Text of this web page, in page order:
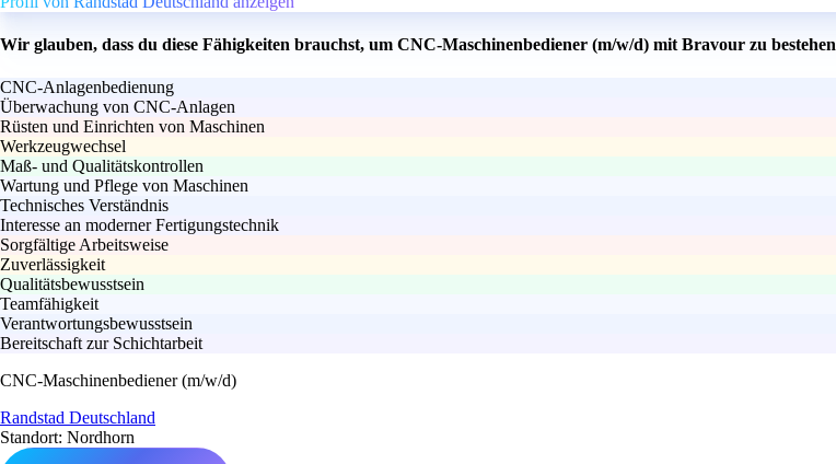
Wir glauben, dass du diese Fähigkeiten brauchst, um CNC-Maschinenbediener (m/w/d) mit Bravour zu bestehen
CNC-Anlagenbedienung
Überwachung von CNC-Anlagen
Rüsten und Einrichten von Maschinen
Werkzeugwechsel
Maß- und Qualitätskontrollen
Wartung und Pflege von Maschinen
Technisches Verständnis
Interesse an moderner Fertigungstechnik
Sorgfältige Arbeitsweise
Zuverlässigkeit
Qualitätsbewusstsein
Teamfähigkeit
Verantwortungsbewusstsein
Bereitschaft zur Schichtarbeit
CNC-Maschinenbediener (m/w/d)
Randstad Deutschland
Standort: Nordhorn